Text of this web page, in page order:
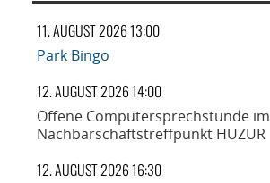
11. AUGUST 2026 13:00
Park Bingo
12. AUGUST 2026 14:00
Offene Computersprechstunde im
Nachbarschaftstreffpunkt HUZUR
12. AUGUST 2026 16:30